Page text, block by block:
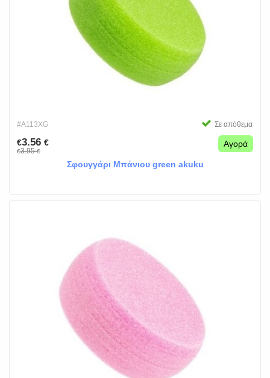
#A113XG Σε απόθεμα
€3.56 €
€3.95€
Αγορά
Σφουγγάρι Μπάνιου green akuku